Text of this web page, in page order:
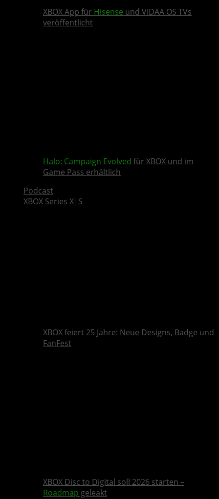
XBOX App für Hisense und VIDAA OS TVs
veröffentlicht
Halo: Campaign Evolved für XBOX und im
Game Pass erhältlich
Podcast
XBOX Series X|S
XBOX feiert 25 Jahre: Neue Designs, Badge und
FanFest
XBOX Disc to Digital soll 2026 starten –
Roadmap geleakt